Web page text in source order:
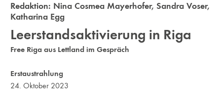
Redaktion: Nina Cosmea Mayerhofer, Sandra Voser,
Katharina Egg
Leerstandsaktivierung in Riga
Free Riga aus Lettland im Gespräch
Erstaustrahlung
24. Oktober 2023